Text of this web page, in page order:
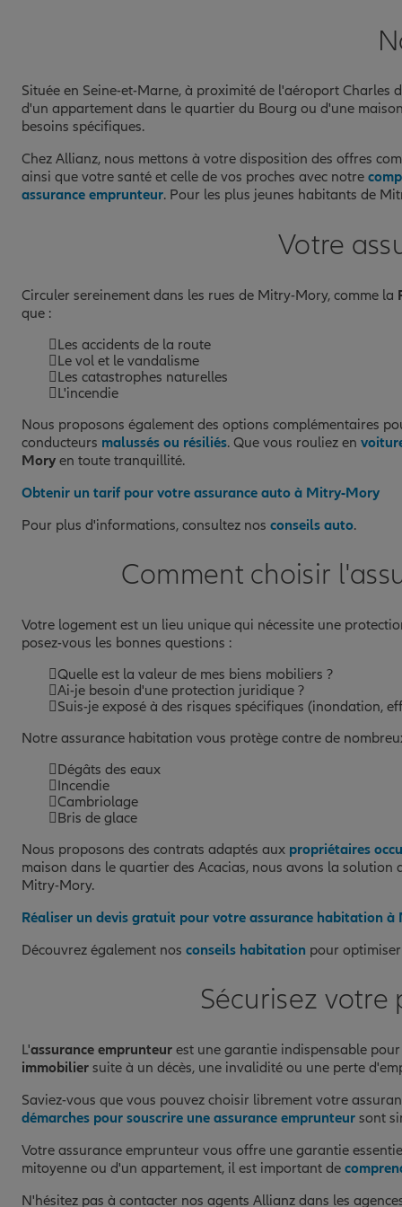
Voir
Située en Seine-et-Marne, à proximité de l'aéroport
d'un appartement dans le quartier du Bourg ou d'une
besoins spécifiques.
Chez Allianz, nous mettons à votre disposition des offres
ainsi que votre santé et celle de vos proches avec notre
assurance emprunteur. Pour les plus jeunes habitants de
Votre
Circuler sereinement dans les rues de Mitry-Mory, comme la
que :
Les accidents de la route
Le vol et le vandalisme
Les catastrophes naturelles
L'incendie
Nous proposons également des options complémentaires
conducteurs malussés ou résiliés. Que vous rouliez en
Mory en toute tranquillité.
Obtenir un tarif pour votre assurance auto à Mitry-Mory
Pour plus d'informations, consultez nos conseils auto.
Comment choisir
Votre logement est un lieu unique qui nécessite une
posez-vous les bonnes questions :
Quelle est la valeur de mes biens mobiliers ?
Ai-je besoin d'une protection juridique ?
Suis-je exposé à des risques spécifiques (inondation,
Notre assurance habitation vous protège contre de
Dégâts des eaux
Incendie
Cambriolage
Bris de glace
Nous proposons des contrats adaptés aux propriétaires
maison dans le quartier des Acacias, nous avons la solution
Mitry-Mory.
Réaliser un devis gratuit pour votre assurance habitation
Découvrez également nos conseils habitation pour
Sécurisez
L'assurance emprunteur est une garantie indispensable
immobilier suite à un décès, une invalidité ou une perte
Saviez-vous que vous pouvez choisir librement votre
démarches pour souscrire une assurance emprunteur sont
Votre assurance emprunteur vous offre une garantie
mitoyenne ou d'un appartement, il est important de
N'hésitez pas à contacter nos agents Allianz dans les